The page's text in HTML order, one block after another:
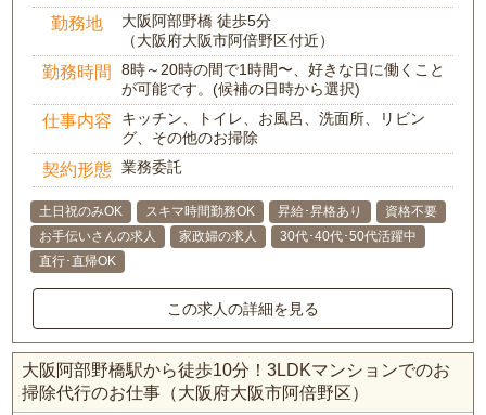
勤務地
大阪阿部野橋 徒歩5分
（大阪府大阪市阿倍野区付近）
勤務時間
8時～20時の間で1時間〜、好きな日に働くこと
が可能です。(候補の日時から選択)
仕事内容
キッチン、トイレ、お風呂、洗面所、リビン
グ、その他のお掃除
契約形態 業務委託
土日祝のみOK スキマ時間勤務OK 昇給･昇格あり
資格不要
お手伝いさんの求人
家政婦の求人
30代･40代･50代活躍中
直行･直帰OK
この求人の詳細を見る
大阪阿部野橋駅から徒歩10分！3LDKマンションでのお
掃除代行のお仕事（大阪府大阪市阿倍野区）